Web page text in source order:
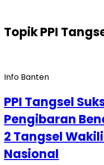
TopikPPI
Info Banten
PPI Tangsel
Pengibaran
2 Tangsel
Nasional